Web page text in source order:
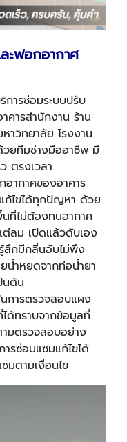
ะฟอกอากาศ
ารซ่อมระบบปรับ
คารสำนักงาน ร้าน
าวิทยาลัย โรงงาน
วยทีมช่างมืออาชีพ มี
ตรงเวลา
อากาศของอาคาร
ก้ไขได้ทุกปัญหา ด้วย
นที่ไม่ต้องทนอากาศ
ต่ลม เปิดแล้วดับเอง
สึกมีกลิ่นอับไม่พึง
น้ำหยดจากท่อน้ำยา
นต้น
การตรวจสอบแผง
ทราบจากข้อมูลที่
มตรวจสอบอย่าง
รซ่อมแซมแก้ไขได้
มตามเงื่อนไข